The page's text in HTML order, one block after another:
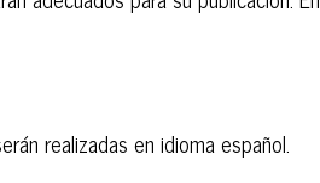
realizadas en idioma español.